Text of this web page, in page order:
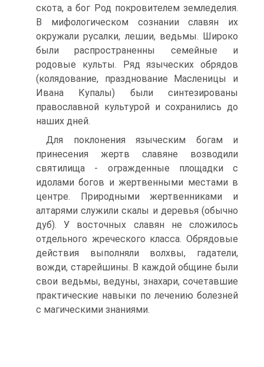
скота, а бог Род покровителем земледелия.
В мифологическом сознании славян их
окружали русалки, лешии, ведьмы. Широко
были распространенны семейные и
родовые культы. Ряд языческих обрядов
(колядование, празднование Масленицы и
Ивана Купалы) были синтезированы
православной культурой и сохранились до
наших дней.
Для поклонения языческим богам и
принесения жертв славяне возводили
святилища - огражденные площадки с
идолами богов и жертвенными местами в
центре. Природными жертвенниками и
алтарями служили скалы и деревья (обычно
дуб). У восточных славян не сложилось
отдельного жреческого класса. Обрядовые
действия выполняли волхвы, гадатели,
вожди, старейшины. В каждой общине были
свои ведьмы, ведуны, знахари, сочетавшие
практические навыки по лечению болезней
с магическими знаниями.